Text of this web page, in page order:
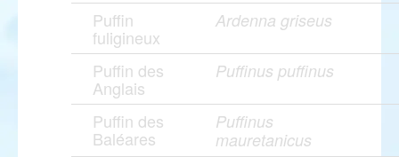
Puffin
fuligineux
Ardenna griseus
Puffin des
Anglais
Puffinus puffinus
Puffin des
Baléares
Puffinus
mauretanicus